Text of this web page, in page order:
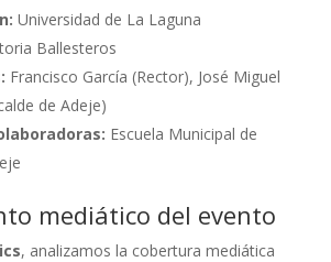
Universidad de La Laguna
Ballesteros
Francisco García (Rector), José Miguel
de Adeje)
Escuela Municipal de
mediático del evento
, analizamos la cobertura mediática